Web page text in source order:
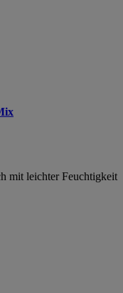
mit leichter Feuchtigkeit